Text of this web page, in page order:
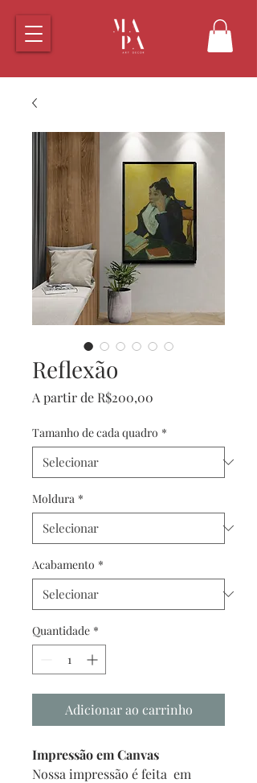
Reflexão
A partir de R$200,00
Tamanho de cada quadro *
Moldura *
Acabamento *
Quantidade *
Adicionar ao carrinho
Impressão em Canvas
Nossa impressão é feita em